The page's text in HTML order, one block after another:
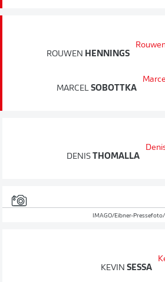
ROUWEN HENNINGS
MARCEL SOBOTTKA
DENIS THOMALLA
KEVIN SESSA